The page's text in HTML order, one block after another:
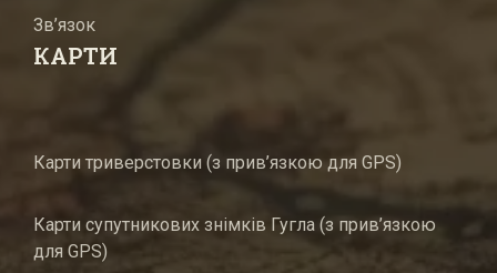
Зв’язок
КАРТИ
Карти триверстовки (з прив’язкою для GPS)
Карти супутникових знімків Гугла (з прив’язкою
для GPS)